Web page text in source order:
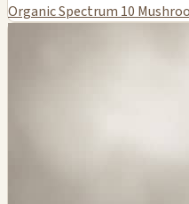
Organic Spectrum 10